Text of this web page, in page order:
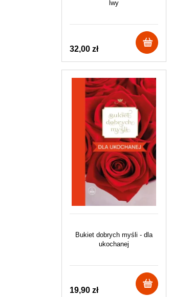
lwy
32,00 zł
Bukiet dobrych myśli - dla
ukochanej
19,90 zł